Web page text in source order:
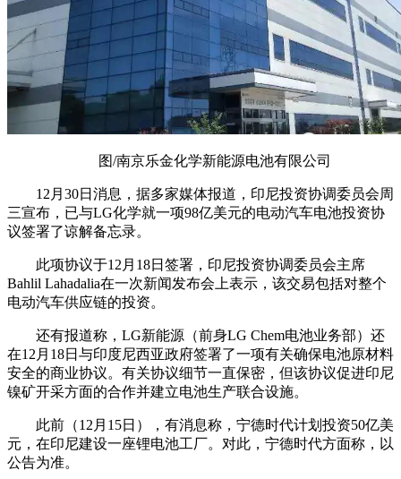
图/南京乐金化学新能源电池有限公司
12月30日消息，据多家媒体报道，印尼投资协调委员会周
三宣布，已与LG化学就一项98亿美元的电动汽车电池投资协
议签署了谅解备忘录。
此项协议于12月18日签署，印尼投资协调委员会主席
Bahlil Lahadalia在一次新闻发布会上表示，该交易包括对整个
电动汽车供应链的投资。
还有报道称，LG新能源（前身LG Chem电池业务部）还
在12月18日与印度尼西亚政府签署了一项有关确保电池原材料
安全的商业协议。有关协议细节一直保密，但该协议促进印尼
镍矿开采方面的合作并建立电池生产联合设施。
此前（12月15日），有消息称，宁德时代计划投资50亿美
元，在印尼建设一座锂电池工厂。对此，宁德时代方面称，以
公告为准。